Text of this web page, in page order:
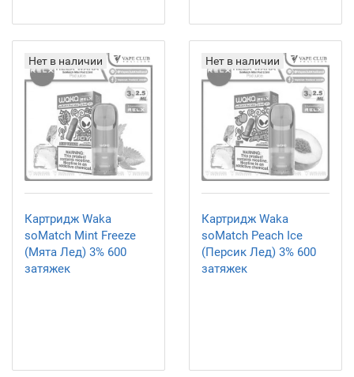
Нет в наличии
Картридж Waka
soMatch Mint Freeze
(Мята Лед) 3% 600
затяжек
Нет в наличии
Картридж Waka
soMatch Peach Ice
(Персик Лед) 3% 600
затяжек